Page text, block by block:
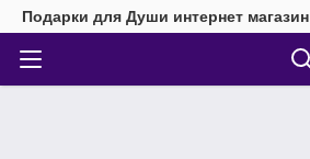
Подарки для Души интернет магазин